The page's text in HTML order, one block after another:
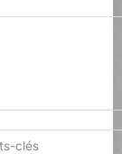
clés